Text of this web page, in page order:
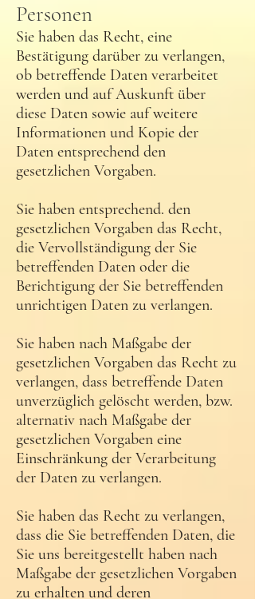
Personen
Sie haben das Recht, eine
Bestätigung darüber zu verlangen,
ob betreffende Daten verarbeitet
werden und auf Auskunft über
diese Daten sowie auf weitere
Informationen und Kopie der
Daten entsprechend den
gesetzlichen Vorgaben.
Sie haben entsprechend. den
gesetzlichen Vorgaben das Recht,
die Vervollständigung der Sie
betreffenden Daten oder die
Berichtigung der Sie betreffenden
unrichtigen Daten zu verlangen.
Sie haben nach Maßgabe der
gesetzlichen Vorgaben das Recht zu
verlangen, dass betreffende Daten
unverzüglich gelöscht werden, bzw.
alternativ nach Maßgabe der
gesetzlichen Vorgaben eine
Einschränkung der Verarbeitung
der Daten zu verlangen.
Sie haben das Recht zu verlangen,
dass die Sie betreffenden Daten, die
Sie uns bereitgestellt haben nach
Maßgabe der gesetzlichen Vorgaben
zu erhalten und deren